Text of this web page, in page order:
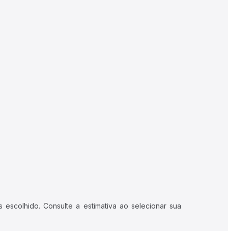
Consulte a estimativa ao selecionar sua